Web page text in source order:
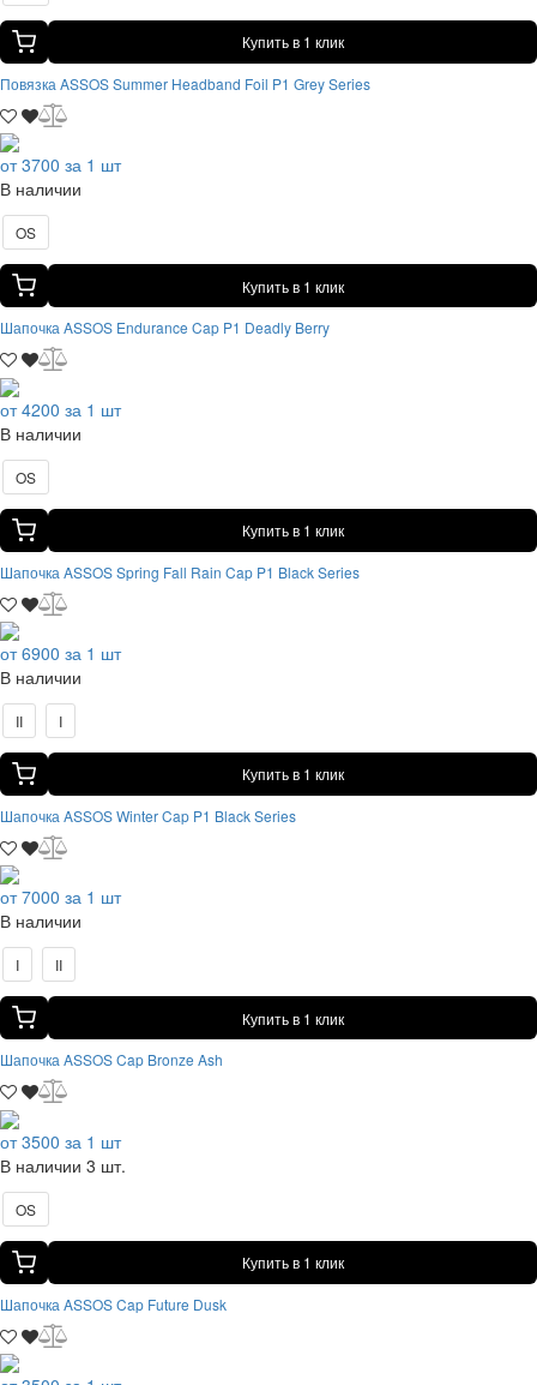
Купить в 1 клик
Повязка ASSOS Summer Headband Foil P1 Grey Series
от 3700 за 1 шт
В наличии
OS
Купить в 1 клик
Шапочка ASSOS Endurance Cap P1 Deadly Berry
от 4200 за 1 шт
В наличии
OS
Купить в 1 клик
Шапочка ASSOS Spring Fall Rain Cap P1 Black Series
от 6900 за 1 шт
В наличии
II I
Купить в 1 клик
Шапочка ASSOS Winter Cap P1 Black Series
от 7000 за 1 шт
В наличии
I II
Купить в 1 клик
Шапочка ASSOS Cap Bronze Ash
от 3500 за 1 шт
В наличии 3 шт.
OS
Купить в 1 клик
Шапочка ASSOS Cap Future Dusk